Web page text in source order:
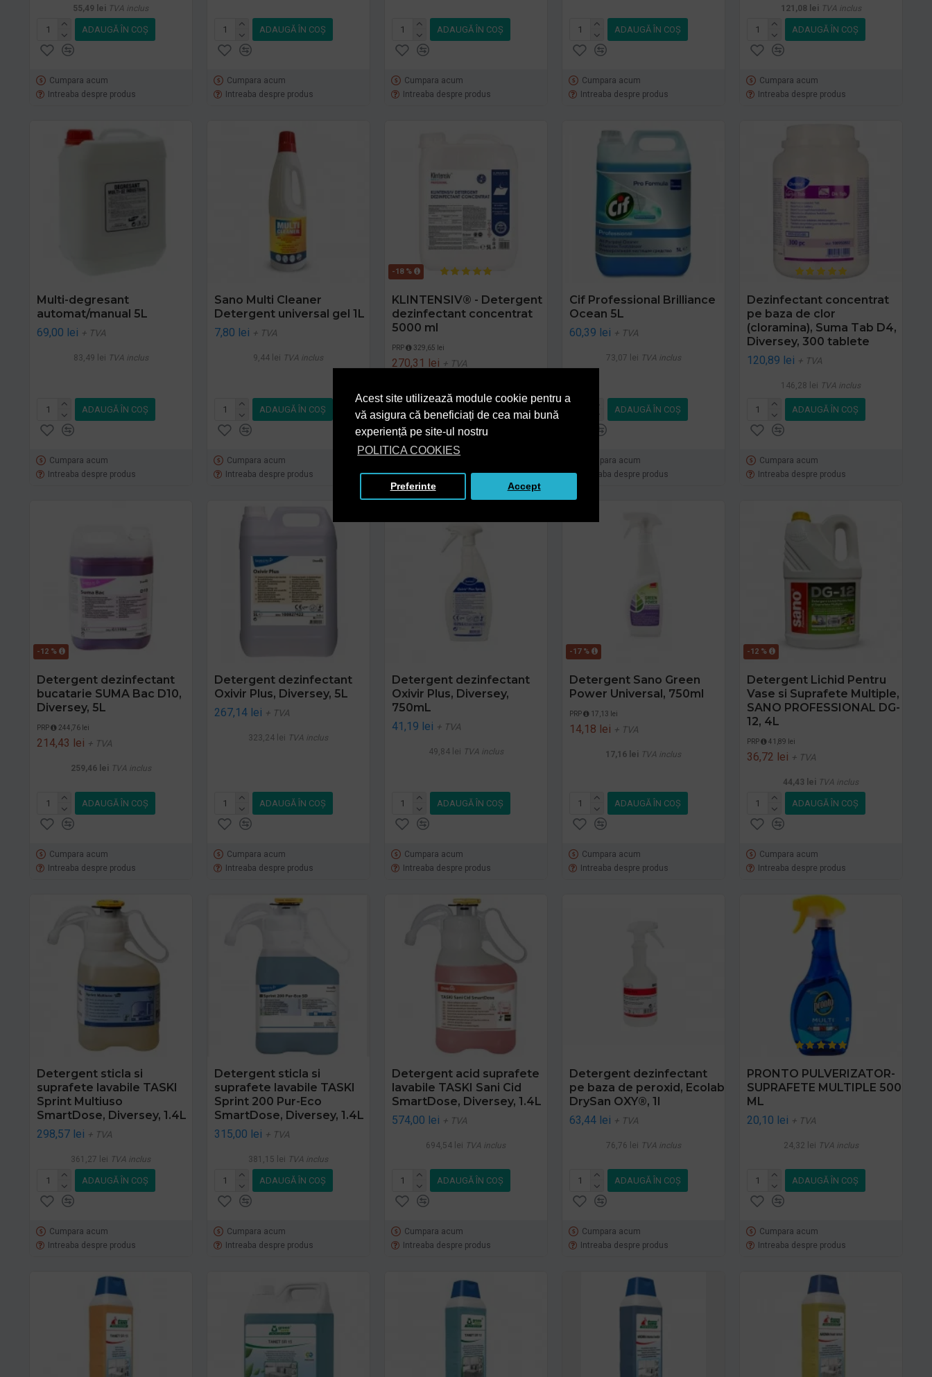
Acest site utilizează module cookie pentru a
vă asigura că beneficiați de cea mai bună
experiență pe site-ul nostru
POLITICA COOKIES
Preferinte Accept
55,49 lei TVA inclus
ADAUGĂ ÎN COŞ
Cumpara acum
Intreaba despre produs
ADAUGĂ ÎN COŞ
Cumpara acum
Intreaba despre produs
ADAUGĂ ÎN COŞ
Cumpara acum
Intreaba despre produs
ADAUGĂ ÎN COŞ
Cumpara acum
Intreaba despre produs
121,08 lei TVA inclus
ADAUGĂ ÎN COŞ
Cumpara acum
Intreaba despre produs
Multi-degresant
automat/manual 5L
69,00 lei + TVA
83,49 lei TVA inclus
ADAUGĂ ÎN COŞ
Cumpara acum
Intreaba despre produs
Sano Multi Cleaner
Detergent universal gel 1L
7,80 lei + TVA
9,44 lei TVA inclus
ADAUGĂ ÎN COŞ
Cumpara acum
Intreaba despre produs
-18 %
KLINTENSIV® - Detergent
dezinfectant concentrat
5000 ml
PRP 329,65 lei
270,31 lei + TVA
ADAUGĂ ÎN COŞ
Intreaba despre produs
Cif Professional Brilliance
Ocean 5L
60,39 lei + TVA
73,07 lei TVA inclus
ADAUGĂ ÎN COŞ
Cumpara acum
Intreaba despre produs
Dezinfectant concentrat
pe baza de clor
(cloramina), Suma Tab D4,
Diversey, 300 tablete
120,89 lei + TVA
146,28 lei TVA inclus
ADAUGĂ ÎN COŞ
Cumpara acum
Intreaba despre produs
-12 %
Detergent dezinfectant
bucatarie SUMA Bac D10,
Diversey, 5L
PRP 244,76 lei
214,43 lei + TVA
259,46 lei TVA inclus
ADAUGĂ ÎN COŞ
Cumpara acum
Intreaba despre produs
Detergent dezinfectant
Oxivir Plus, Diversey, 5L
267,14 lei + TVA
323,24 lei TVA inclus
ADAUGĂ ÎN COŞ
Cumpara acum
Intreaba despre produs
Detergent dezinfectant
Oxivir Plus, Diversey,
750mL
41,19 lei + TVA
49,84 lei TVA inclus
ADAUGĂ ÎN COŞ
Cumpara acum
Intreaba despre produs
-17 %
Detergent Sano Green
Power Universal, 750ml
PRP 17,13 lei
14,18 lei + TVA
17,16 lei TVA inclus
ADAUGĂ ÎN COŞ
Cumpara acum
Intreaba despre produs
-12 %
Detergent Lichid Pentru
Vase si Suprafete Multiple,
SANO PROFESSIONAL DG-
12, 4L
PRP 41,89 lei
36,72 lei + TVA
44,43 lei TVA inclus
ADAUGĂ ÎN COŞ
Cumpara acum
Intreaba despre produs
Detergent sticla si
suprafete lavabile TASKI
Sprint Multiuso
SmartDose, Diversey, 1.4L
298,57 lei + TVA
361,27 lei TVA inclus
ADAUGĂ ÎN COŞ
Cumpara acum
Intreaba despre produs
Detergent sticla si
suprafete lavabile TASKI
Sprint 200 Pur-Eco
SmartDose, Diversey, 1.4L
315,00 lei + TVA
381,15 lei TVA inclus
ADAUGĂ ÎN COŞ
Cumpara acum
Intreaba despre produs
Detergent acid suprafete
lavabile TASKI Sani Cid
SmartDose, Diversey, 1.4L
574,00 lei + TVA
694,54 lei TVA inclus
ADAUGĂ ÎN COŞ
Cumpara acum
Intreaba despre produs
Detergent dezinfectant
pe baza de peroxid, Ecolab
DrySan OXY®, 1l
63,44 lei + TVA
76,76 lei TVA inclus
ADAUGĂ ÎN COŞ
Cumpara acum
Intreaba despre produs
PRONTO PULVERIZATOR-
SUPRAFETE MULTIPLE 500
ML
20,10 lei + TVA
24,32 lei TVA inclus
ADAUGĂ ÎN COŞ
Cumpara acum
Intreaba despre produs